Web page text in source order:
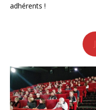
adhérents !